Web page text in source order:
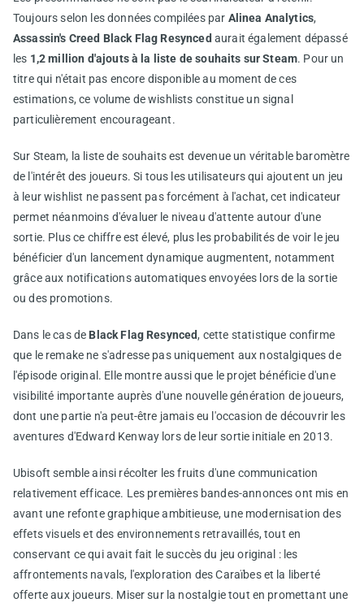
Toujours selon les données compilées par Alinea Analytics,
Assassin's Creed Black Flag Resynced aurait également dépassé
les 1,2 million d'ajouts à la liste de souhaits sur Steam. Pour un
titre qui n'était pas encore disponible au moment de ces
estimations, ce volume de wishlists constitue un signal
particulièrement encourageant.
Sur Steam, la liste de souhaits est devenue un véritable baromètre
de l'intérêt des joueurs. Si tous les utilisateurs qui ajoutent un jeu
à leur wishlist ne passent pas forcément à l'achat, cet indicateur
permet néanmoins d'évaluer le niveau d'attente autour d'une
sortie. Plus ce chiffre est élevé, plus les probabilités de voir le jeu
bénéficier d'un lancement dynamique augmentent, notamment
grâce aux notifications automatiques envoyées lors de la sortie
ou des promotions.
Dans le cas de Black Flag Resynced, cette statistique confirme
que le remake ne s'adresse pas uniquement aux nostalgiques de
l'épisode original. Elle montre aussi que le projet bénéficie d'une
visibilité importante auprès d'une nouvelle génération de joueurs,
dont une partie n'a peut-être jamais eu l'occasion de découvrir les
aventures d'Edward Kenway lors de leur sortie initiale en 2013.
Ubisoft semble ainsi récolter les fruits d'une communication
relativement efficace. Les premières bandes-annonces ont mis en
avant une refonte graphique ambitieuse, une modernisation des
effets visuels et des environnements retravaillés, tout en
conservant ce qui avait fait le succès du jeu original : les
affrontements navals, l'exploration des Caraïbes et la liberté
offerte aux joueurs. Miser sur la nostalgie tout en promettant une